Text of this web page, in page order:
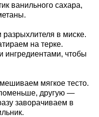
ванильного сахара,
в миске.
на терке.
ингредиентами, чтобы
мягкое тесто.
другую —
заворачиваем в